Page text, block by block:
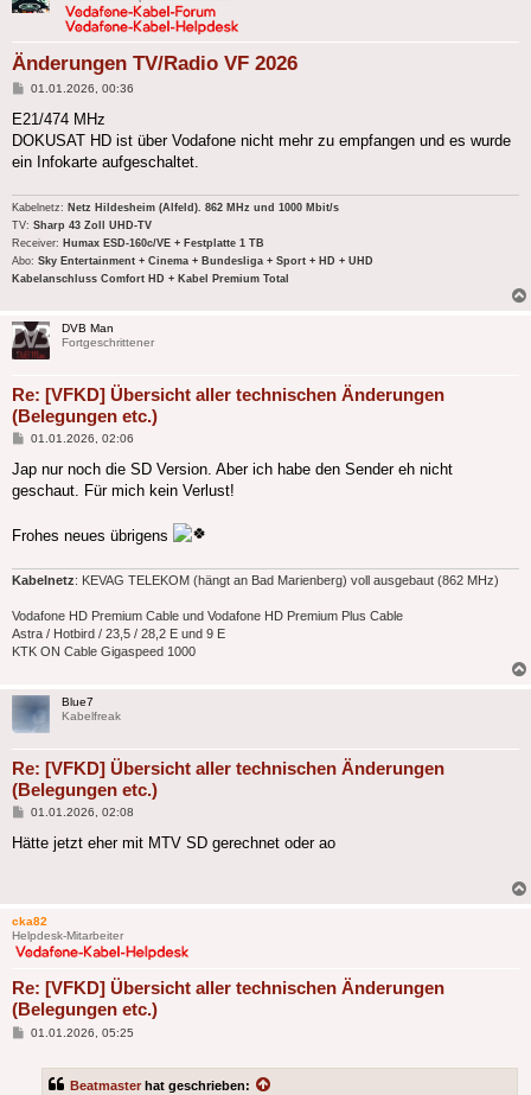
Änderungen TV/Radio VF 2026
Beitrag
01.01.2026, 00:36
E21/474 MHz
DOKUSAT HD ist über Vodafone nicht mehr zu empfangen und es wurde
ein Infokarte aufgeschaltet.
Kabelnetz: Netz Hildesheim (Alfeld). 862 MHz und 1000 Mbit/s
TV: Sharp 43 Zoll UHD-TV
Receiver: Humax ESD-160c/VE + Festplatte 1 TB
Abo: Sky Entertainment + Cinema + Bundesliga + Sport + HD + UHD
Kabelanschluss Comfort HD + Kabel Premium Total
DVB Man
Fortgeschrittener
Re: [VFKD] Übersicht aller technischen Änderungen
(Belegungen etc.)
Beitrag
01.01.2026, 02:06
Jap nur noch die SD Version. Aber ich habe den Sender eh nicht
geschaut. Für mich kein Verlust!
Frohes neues übrigens
Kabelnetz: KEVAG TELEKOM (hängt an Bad Marienberg) voll ausgebaut (862 MHz)
Vodafone HD Premium Cable und Vodafone HD Premium Plus Cable
Astra / Hotbird / 23,5 / 28,2 E und 9 E
KTK ON Cable Gigaspeed 1000
Blue7
Kabelfreak
Re: [VFKD] Übersicht aller technischen Änderungen
(Belegungen etc.)
Beitrag
01.01.2026, 02:08
Hätte jetzt eher mit MTV SD gerechnet oder ao
cka82
Helpdesk-Mitarbeiter
Re: [VFKD] Übersicht aller technischen Änderungen
(Belegungen etc.)
Beitrag
01.01.2026, 05:25
Beatmaster hat geschrieben: